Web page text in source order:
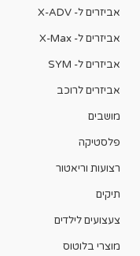
אביזרים ל- X-ADV
אביזרים ל- X-Max
אביזרים ל- SYM
אביזרים לרוכב
מושבים
פלסטיקה
רצועות וריאטור
תיקים
צעצועים לילדים
מוצרי בלוטוס